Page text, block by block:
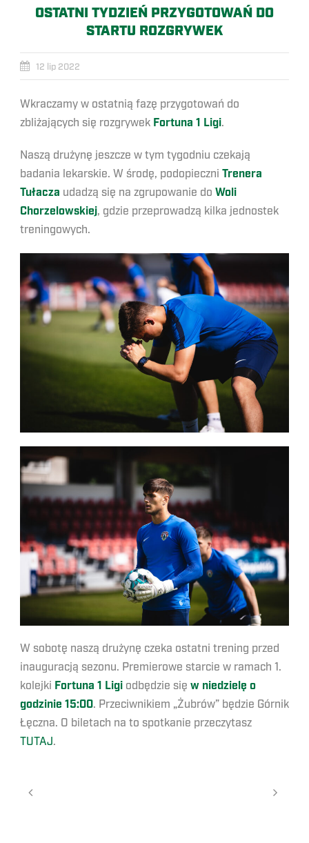
OSTATNI TYDZIEŃ PRZYGOTOWAŃ DO
STARTU ROZGRYWEK
12 lip 2022
Wkraczamy w ostatnią fazę przygotowań do
zbliżających się rozgrywek Fortuna 1 Ligi.
Naszą drużynę jeszcze w tym tygodniu czekają
badania lekarskie. W środę, podopieczni Trenera
Tułacza udadzą się na zgrupowanie do Woli
Chorzelowskiej, gdzie przeprowadzą kilka jednostek
treningowych.
W sobotę naszą drużynę czeka ostatni trening przed
inauguracją sezonu. Premierowe starcie w ramach 1.
kolejki Fortuna 1 Ligi odbędzie się w niedzielę o
godzinie 15:00. Przeciwnikiem „Żubrów” będzie Górnik
Łęczna. O biletach na to spotkanie przeczytasz
TUTAJ.